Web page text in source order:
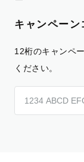
キャンペーン
12桁のキャンペ
ください。